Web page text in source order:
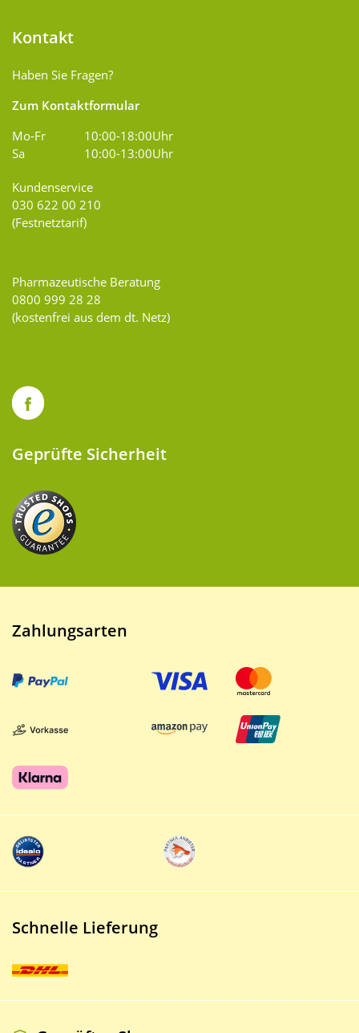
Kontakt
Haben Sie Fragen?
Zum Kontaktformular
Mo-Fr
10:00-18:00Uhr
Sa
10:00-13:00Uhr
Kundenservice
030 622 00 210
(Festnetztarif)
Pharmazeutische Beratung
0800 999 28 28
(kostenfrei aus dem dt. Netz)
Geprüfte Sicherheit
Zahlungsarten
Schnelle Lieferung